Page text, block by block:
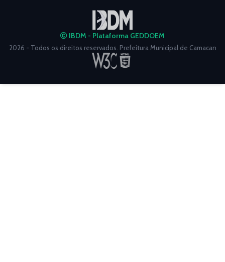
IBDM - Plataforma GEDDOEM
2026 - Todos os direitos reservados. Prefeitura Municipal de Camacan